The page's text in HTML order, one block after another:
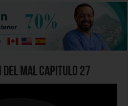
Mal Capitulo 27